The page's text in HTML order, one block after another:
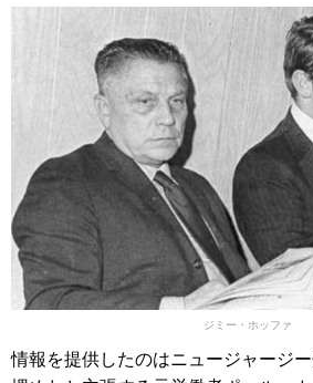
ジミー・ホッファ
情報を提供したのはニュージャージ